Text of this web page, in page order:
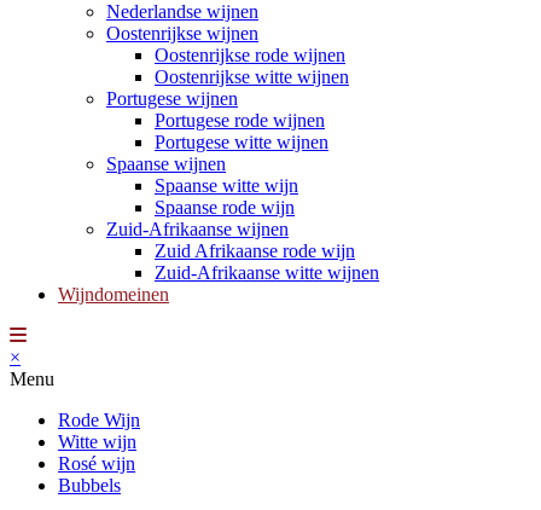
Nederlandse wijnen
Oostenrijkse wijnen
Oostenrijkse rode wijnen
Oostenrijkse witte wijnen
Portugese wijnen
Portugese rode wijnen
Portugese witte wijnen
Spaanse wijnen
Spaanse witte wijn
Spaanse rode wijn
Zuid-Afrikaanse wijnen
Zuid Afrikaanse rode wijn
Zuid-Afrikaanse witte wijnen
Wijndomeinen
×
Menu
Rode Wijn
Witte wijn
Rosé wijn
Bubbels